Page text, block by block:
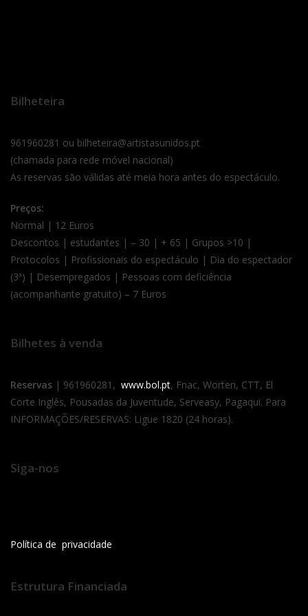
Bilheteira
961960281 ou bilheteira@artistasunidos.pt
(chamada para rede móvel nacional)
As reservas são válidas até meia hora antes do espectáculo.
Preços:
Normal | 12 Euros
Descontos | estudantes | – 30 | + 65 | Grupos >10 |
Protocolos | Profissionais do espectáculo | Dia do espectador
(3ª) | Desempregados | Pessoas com deficiência
(acompanhante gratuito) – 7 Euros
Bilhetes à venda
Reservas | 961960281, www.bol.pt, Fnac, Worten, CTT, El
Corte Inglês, Pousadas da Juventude, Serveasy, Pagaqui. Para
INFORMAÇÕES/RESERVAS: Ligue 1820 (24 horas).
Siga-nos
Política de privacidade
Estrutura Financiada